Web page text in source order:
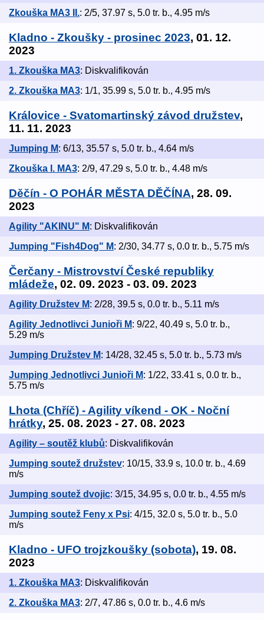
Zkouška MA3 II.: 2/5, 37.97 s, 5.0 tr. b., 4.95 m/s
Kladno - Zkoušky - prosinec 2023, 01. 12.
2023
1. Zkouška MA3: Diskvalifikován
2. Zkouška MA3: 1/1, 35.99 s, 5.0 tr. b., 4.95 m/s
Královice - Svatomartinský závod družstev,
11. 11. 2023
Jumping M: 6/13, 35.57 s, 5.0 tr. b., 4.64 m/s
Zkouška I. MA3: 2/9, 47.29 s, 5.0 tr. b., 4.48 m/s
Děčín - O POHÁR MĚSTA DĚČÍNA, 28. 09.
2023
Agility "AKINU" M: Diskvalifikován
Jumping "Fish4Dog" M: 2/30, 34.77 s, 0.0 tr. b., 5.75 m/s
Čerčany - Mistrovství České republiky
mládeže, 02. 09. 2023 - 03. 09. 2023
Agility Družstev M: 2/28, 39.5 s, 0.0 tr. b., 5.11 m/s
Agility Jednotlivci Junioři M: 9/22, 40.49 s, 5.0 tr. b.,
5.29 m/s
Jumping Družstev M: 14/28, 32.45 s, 5.0 tr. b., 5.73 m/s
Jumping Jednotlivci Junioři M: 1/22, 33.41 s, 0.0 tr. b.,
5.75 m/s
Lhota (Chříč) - Agility víkend - OK - Noční
hrátky, 25. 08. 2023 - 27. 08. 2023
Agility – soutěž klubů: Diskvalifikován
Jumping soutež družstev: 10/15, 33.9 s, 10.0 tr. b., 4.69
m/s
Jumping soutež dvojic: 3/15, 34.95 s, 0.0 tr. b., 4.55 m/s
Jumping soutež Feny x Psi: 4/15, 32.0 s, 5.0 tr. b., 5.0
m/s
Kladno - UFO trojzkoušky (sobota), 19. 08.
2023
1. Zkouška MA3: Diskvalifikován
2. Zkouška MA3: 2/7, 47.86 s, 0.0 tr. b., 4.6 m/s